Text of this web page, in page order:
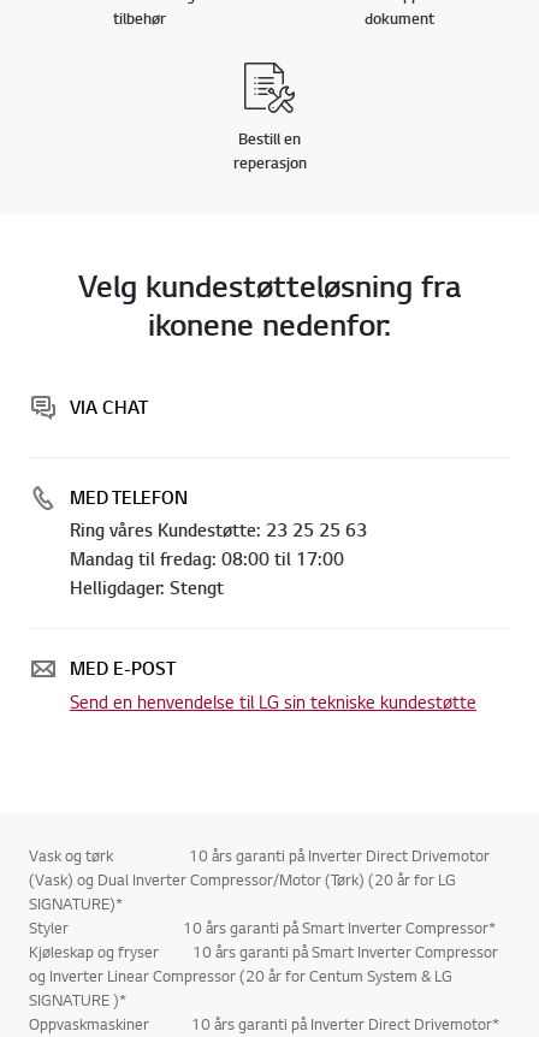
tilbehør
dokument
Bestill en
reperasjon
Velg kundestøtteløsning fra
ikonene nedenfor:
VIA CHAT
MED TELEFON
Ring våres Kundestøtte: 23 25 25 63
Mandag til fredag: 08:00 til 17:00
Helligdager: Stengt
MED E-POST
Send en henvendelse til LG sin tekniske kundestøtte
Vask og tørk 10 års garanti på Inverter Direct Drivemotor
(Vask) og Dual Inverter Compressor/Motor (Tørk) (20 år for LG
SIGNATURE)*
Styler 10 års garanti på Smart Inverter Compressor*
Kjøleskap og fryser 10 års garanti på Smart Inverter Compressor
og Inverter Linear Compressor (20 år for Centum System & LG
SIGNATURE )*
Oppvaskmaskiner 10 års garanti på Inverter Direct Drivemotor*